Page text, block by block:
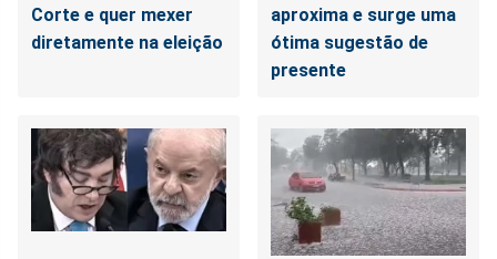
Corte e quer mexer
diretamente na eleição
aproxima e surge uma
ótima sugestão de
presente